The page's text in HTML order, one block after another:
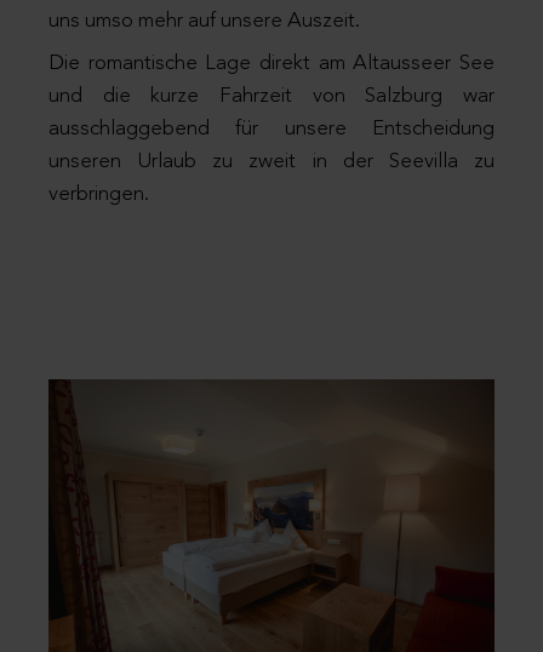
uns umso mehr auf unsere Auszeit.
Die romantische Lage direkt am Altausseer See
und die kurze Fahrzeit von Salzburg war
ausschlaggebend für unsere Entscheidung
unseren Urlaub zu zweit in der Seevilla zu
verbringen.